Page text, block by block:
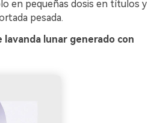
en pequeñas dosis en títulos y
pesada.
lavanda lunar generado con